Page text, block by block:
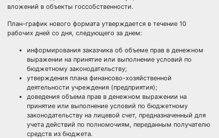
вложений в объекты госсобственности.
План-график нового формата утверждается в течение 10
рабочих дней со дня, следующего за днем:
информирования заказчика об объеме прав в денежном
выражении на принятие или выполнение условий по
бюджетному законодательству;
утверждения плана финансово-хозяйственной
деятельности учреждения (предприятия);
доведения объема прав в денежном выражении на
принятие или выполнение условий по бюджетному
законодательству на лицевой счет, предназначенный для
учета действий по полномочиям, переданным получателю
средств из бюджета.